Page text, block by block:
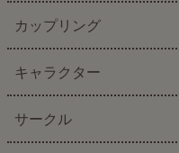
カップリング
キャラクター
サークル